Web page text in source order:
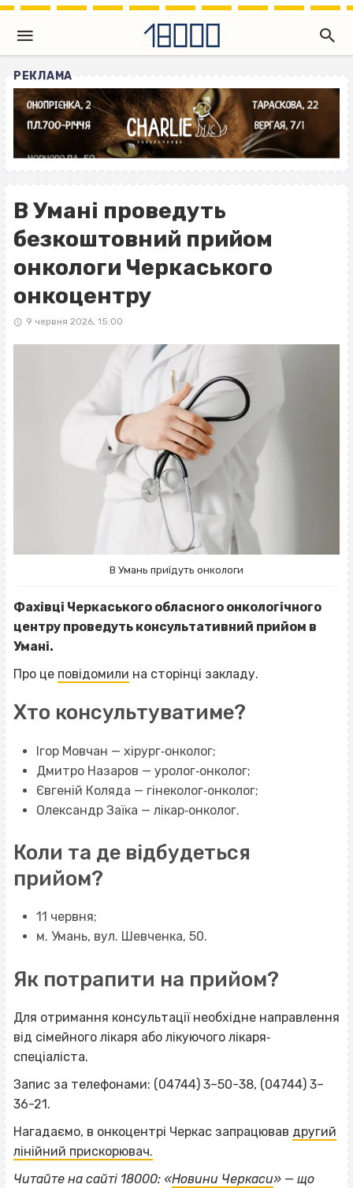
РЕКЛАМА
В Умані проведуть
безкоштовний прийом
онкологи Черкаського
онкоцентру
9 червня 2026, 15:00
В Умань приїдуть онкологи
Фахівці Черкаського обласного онкологічного
центру проведуть консультативний прийом в
Умані.
Про це повідомили на сторінці закладу.
Хто консультуватиме?
Ігор Мовчан — хірург‐онколог;
Дмитро Назаров — уролог‐онколог;
Євгеній Коляда — гінеколог‐онколог;
Олександр Заїка — лікар‐онколог.
Коли та де відбудеться
прийом?
11 червня;
м. Умань, вул. Шевченка, 50.
Як потрапити на прийом?
Для отримання консультації необхідне направлення
від сімейного лікаря або лікуючого лікаря‐
спеціаліста.
Запис за телефонами: (04744) 3–50-38, (04744) 3–
36-21.
Нагадаємо, в онкоцентрі Черкас запрацював другий
лінійний прискорювач.
Читайте на сайті 18000: «Новини Черкаси» — що